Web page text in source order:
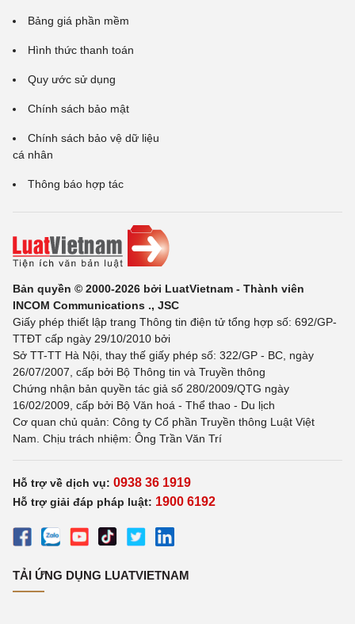
Bảng giá phần mềm
Hình thức thanh toán
Quy ước sử dụng
Chính sách bảo mật
Chính sách bảo vệ dữ liệu
cá nhân
Thông báo hợp tác
Bản quyền © 2000-2026 bởi LuatVietnam - Thành viên
INCOM Communications ., JSC
Giấy phép thiết lập trang Thông tin điện tử tổng hợp số: 692/GP-
TTĐT cấp ngày 29/10/2010 bởi
Sở TT-TT Hà Nội, thay thế giấy phép số: 322/GP - BC, ngày
26/07/2007, cấp bởi Bộ Thông tin và Truyền thông
Chứng nhận bản quyền tác giả số 280/2009/QTG ngày
16/02/2009, cấp bởi Bộ Văn hoá - Thể thao - Du lịch
Cơ quan chủ quản: Công ty Cổ phần Truyền thông Luật Việt
Nam. Chịu trách nhiệm: Ông Trần Văn Trí
Hỗ trợ về dịch vụ: 0938 36 1919
Hỗ trợ giải đáp pháp luật: 1900 6192
TẢI ỨNG DỤNG LUATVIETNAM